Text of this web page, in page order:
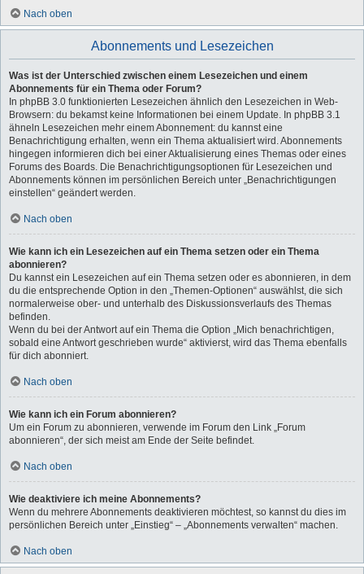
Nach oben
Abonnements und Lesezeichen
Was ist der Unterschied zwischen einem Lesezeichen und einem
Abonnements für ein Thema oder Forum?
In phpBB 3.0 funktionierten Lesezeichen ähnlich den Lesezeichen in Web-
Browsern: du bekamst keine Informationen bei einem Update. In phpBB 3.1
ähneln Lesezeichen mehr einem Abonnement: du kannst eine
Benachrichtigung erhalten, wenn ein Thema aktualisiert wird. Abonnements
hingegen informieren dich bei einer Aktualisierung eines Themas oder eines
Forums des Boards. Die Benachrichtigungsoptionen für Lesezeichen und
Abonnements können im persönlichen Bereich unter „Benachrichtigungen
einstellen“ geändert werden.
Nach oben
Wie kann ich ein Lesezeichen auf ein Thema setzen oder ein Thema
abonnieren?
Du kannst ein Lesezeichen auf ein Thema setzen oder es abonnieren, in dem
du die entsprechende Option in den „Themen-Optionen“ auswählst, die sich
normalerweise ober- und unterhalb des Diskussionsverlaufs des Themas
befinden.
Wenn du bei der Antwort auf ein Thema die Option „Mich benachrichtigen,
sobald eine Antwort geschrieben wurde“ aktivierst, wird das Thema ebenfalls
für dich abonniert.
Nach oben
Wie kann ich ein Forum abonnieren?
Um ein Forum zu abonnieren, verwende im Forum den Link „Forum
abonnieren“, der sich meist am Ende der Seite befindet.
Nach oben
Wie deaktiviere ich meine Abonnements?
Wenn du mehrere Abonnements deaktivieren möchtest, so kannst du dies im
persönlichen Bereich unter „Einstieg“ – „Abonnements verwalten“ machen.
Nach oben